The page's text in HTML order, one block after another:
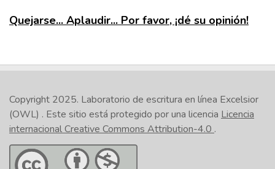
Quejarse... Aplaudir... Por favor, ¡dé su opinión!
Copyright 2025. Laboratorio de escritura en línea Excelsior
(OWL) . Este sitio está protegido por una licencia Licencia
internacional Creative Commons Attribution-4.0 .